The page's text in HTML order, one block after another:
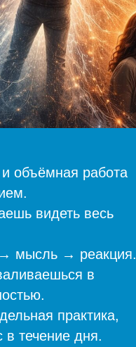
и объёмная работа
видеть весь
мысль → реакция.
в
практика,
в течение дня.